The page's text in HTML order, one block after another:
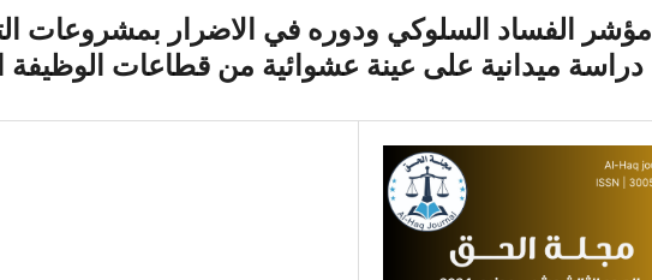
مؤشر الفساد السلوكي ودوره في الاضرار بمشروعات
دراسة ميدانية على عينة عشوائية من قطاعات الوظيفة